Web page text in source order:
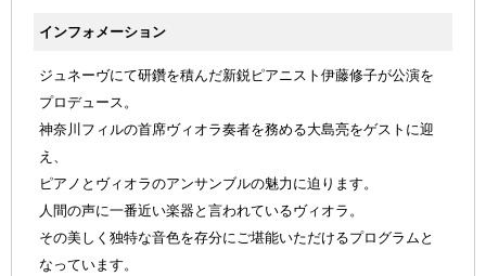
インフォメーション
ジュネーヴにて研鑽を積んだ新鋭ピアニスト伊藤修子が公演を
プロデュース。
神奈川フィルの首席ヴィオラ奏者を務める大島亮をゲストに迎
え、
ピアノとヴィオラのアンサンブルの魅力に迫ります。
人間の声に一番近い楽器と言われているヴィオラ。
その美しく独特な音色を存分にご堪能いただけるプログラムと
なっています。